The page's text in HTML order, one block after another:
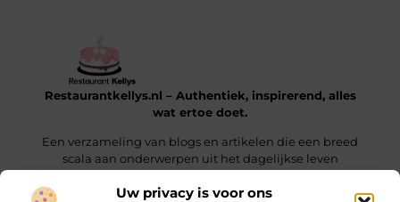
Uw privacy is voor ons
Restaurantkellys.nl – Authentiek, inspirerend, alles
wat ertoe doet.
Een verzameling van blogs en artikelen die een breed
scala aan onderwerpen uit het dagelijkse leven